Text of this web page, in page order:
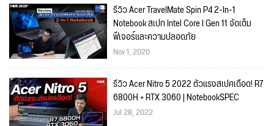
รีวิว Acer TravelMate Spin P4 2-In-1
Notebook สเปก Intel Core I Gen 11 จัดเต็ม
ฟีเจอร์และความปลอดภัย
Nov 1, 2020
รีวิว Acer Nitro 5 2022 ตัวแรงสเปคเดือด! R7
6800H + RTX 3060 | NotebookSPEC
Jul 28, 2022